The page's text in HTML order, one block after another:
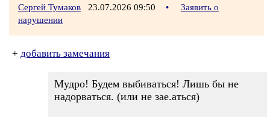
Сергей Тумаков 23.07.2026 09:50 •
Заявить о
нарушении
+ добавить замечания
Мудро! Будем выбиваться! Лишь бы не
надорваться. (или не зае.аться)